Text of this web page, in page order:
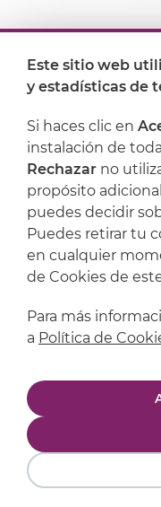
Dónde
Artijoc
Soporte
Este sitio web
y estadísticas de
Si haces clic en
instalación de
Rechazar no
propósito
puedes decidir
Puedes retirar tu
en cualquier
de Cookies de
Para más
a Política de